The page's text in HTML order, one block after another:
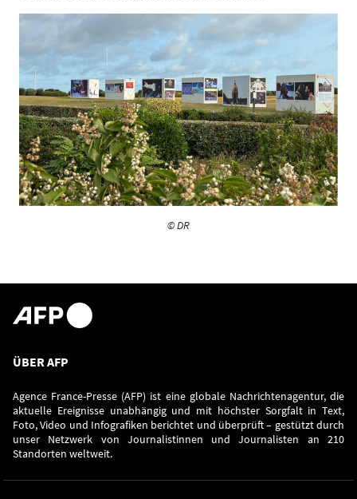
© DR
ÜBER AFP
Agence France-Presse (AFP) ist eine globale Nachrichtenagentur, die
aktuelle Ereignisse unabhängig und mit höchster Sorgfalt in Text,
Foto, Video und Infografiken berichtet und überprüft – gestützt durch
unser Netzwerk von Journalistinnen und Journalisten an 210
Standorten weltweit.